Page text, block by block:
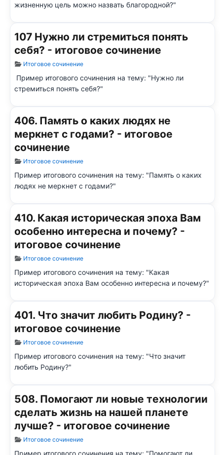
жизненную цель можно назвать благородной?"
107 Нужно ли стремиться понять
себя? - итоговое сочинение
Информация о материале
Итоговое сочинение
Пример итогового сочинения на тему: "Нужно ли
стремиться понять себя?"
406. Память о каких людях не
меркнет с годами? - итоговое
сочинение
Информация о материале
Итоговое сочинение
Пример итогового сочинения на тему: "Память о каких
людях не меркнет с годами?"
410. Какая историческая эпоха Вам
особенно интересна и почему? -
итоговое сочинение
Информация о материале
Итоговое сочинение
Пример итогового сочинения на тему: "Какая
историческая эпоха Вам особенно интересна и почему?"
401. Что значит любить Родину? -
итоговое сочинение
Информация о материале
Итоговое сочинение
Пример итогового сочинения на тему: "Что значит
любить Родину?"
508. Помогают ли новые технологии
сделать жизнь на нашей планете
лучше? - итоговое сочинение
Информация о материале
Итоговое сочинение
Пример итогового сочинения на тему: "Помогают ли